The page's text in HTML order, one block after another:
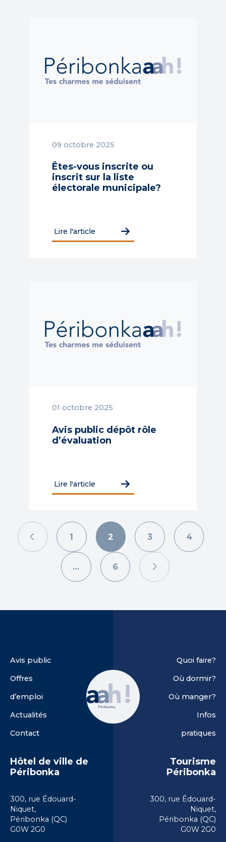
09 octobre 2025
Êtes-vous inscrite ou
inscrit sur la liste
électorale municipale?
Lire l'article
01 octobre 2025
Avis public dépôt rôle
d’évaluation
Lire l'article
1 2 3 4
… 6
Hôtel de ville de
Péribonka
300, rue Édouard-
Niquet,
Péribonka (QC)
G0W 2G0
Avis public
Offres
d’emploi
Actualités
Contact
Tourisme
Péribonka
300, rue Édouard-
Niquet,
Péribonka (QC)
G0W 2G0
Quoi faire?
Où dormir?
Où manger?
Infos
pratiques